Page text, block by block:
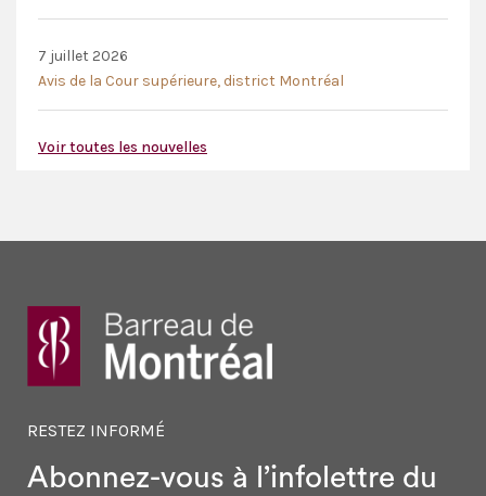
7 juillet 2026
Avis de la Cour supérieure, district Montréal
Voir toutes les nouvelles
RESTEZ INFORMÉ
Abonnez-vous à l’infolettre du